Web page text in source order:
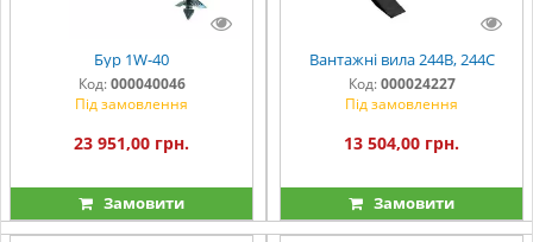
Бур 1W-40
Код: 000040046
Під замовлення
23 951,00 грн.
Замовити
Вантажні вила 244В, 244С
Код: 000024227
Під замовлення
13 504,00 грн.
Замовити